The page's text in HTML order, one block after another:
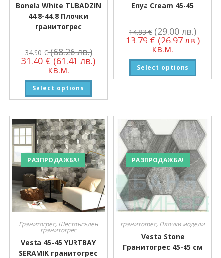
Bonela White TUBADZIN
44.8-44.8 Плочки
гранитогрес
34.90€ (68.26 лв.)
31.40 € (61.41 лв.)
кв.м.
Select options
Enya Cream 45-45
14.83€ (29.00 лв.)
13.79 € (26.97 лв.)
кв.м.
Select options
РАЗПРОДАЖБА!
Гранитогрес, Шестоъгълен
гранитогрес
Vesta 45-45 YURTBAY
SERAMIK гранитогрес
РАЗПРОДАЖБА!
гранитогрес, Плочки модели
Vesta Stone
Гранитогрес 45-45 см